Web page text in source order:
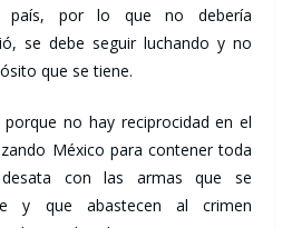
país, por lo que no debería
se debe seguir luchando y no
que se tiene.
porque no hay reciprocidad en el
México para contener toda
con las armas que se
y que abastecen al crimen